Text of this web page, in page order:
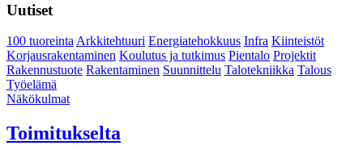
Uutiset
100 tuoreintaArkkitehtuuri Energiatehokkuus Infra Kiinteistöt
Korjausrakentaminen Koulutus ja tutkimus Pientalo Projektit
Rakennustuote Rakentaminen Suunnittelu Talotekniikka Talous
Työelämä
Näkökulmat
Toimitukselta